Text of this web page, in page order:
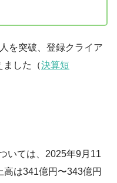
を突破、登録クライア
ました（決算短
いては、2025年9月11
高は341億円〜343億円